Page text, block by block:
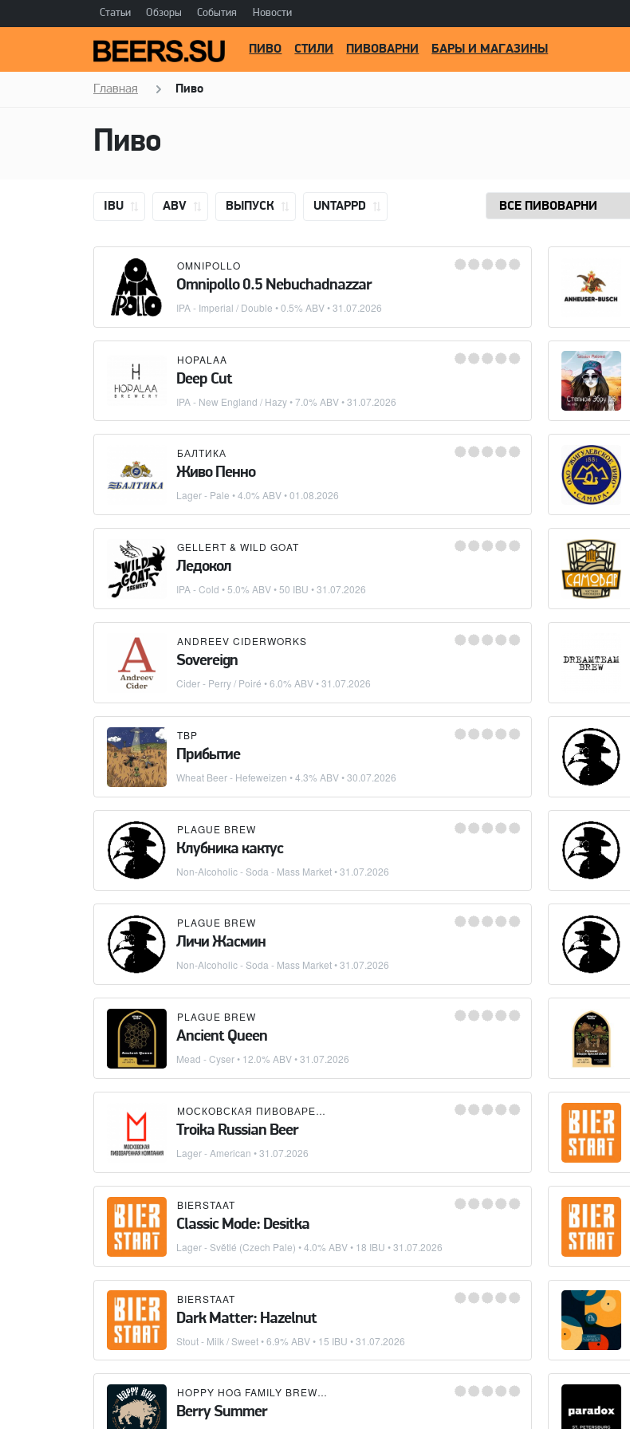
Статьи Обзоры События Новости
ПИВО СТИЛИ ПИВОВАРНИ БАРЫ И МАГАЗИНЫ
Главная Пиво
Пиво
IBU ABV ВЫПУСК UNTAPPD
OMNIPOLLO
Omnipollo 0.5 Nebuchadnazzar
IPA - Imperial / Double • 0.5% ABV •31.07.2026
HOPALAA
Deep Cut
IPA - New England / Hazy• 7.0% ABV •31.07.2026
БАЛТИКА
Живо Пенно
Lager - Pale • 4.0% ABV •01.08.2026
GELLERT & WILD GOAT
Ледокол
IPA - Cold • 5.0% ABV • 50 IBU •31.07.2026
ANDREEV CIDERWORKS
Sovereign
Cider - Perry / Poiré • 6.0% ABV •31.07.2026
TBP
Прибытие
Wheat Beer - Hefeweizen • 4.3% ABV •30.07.2026
PLAGUE BREW
Клубника кактус
Non-Alcoholic - Soda - Mass Market•31.07.2026
PLAGUE BREW
Личи Жасмин
Non-Alcoholic - Soda - Mass Market•31.07.2026
PLAGUE BREW
Ancient Queen
Mead - Cyser• 12.0% ABV •31.07.2026
МОСКОВСКАЯ ПИВОВАРЕННАЯ КОМПАНИЯ (МПК)
Troika Russian Beer
Lager - American •31.07.2026
BIERSTAAT
Classic Mode: Desitka
Lager - Světlé (Czech Pale) • 4.0% ABV • 18 IBU •31.07.2026
BIERSTAAT
Dark Matter: Hazelnut
Stout - Milk / Sweet• 6.9% ABV • 15 IBU •31.07.2026
HOPPY HOG FAMILY BREWERY
Berry Summer